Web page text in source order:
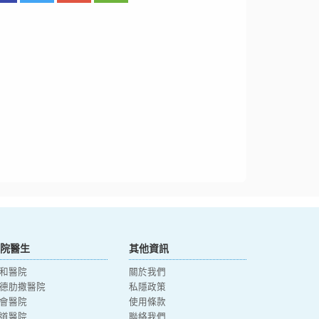
醫生
醫院
肋撒醫院
醫院
醫院
其他資訊
關於我們
私隱政策
使用條款
聯絡我們